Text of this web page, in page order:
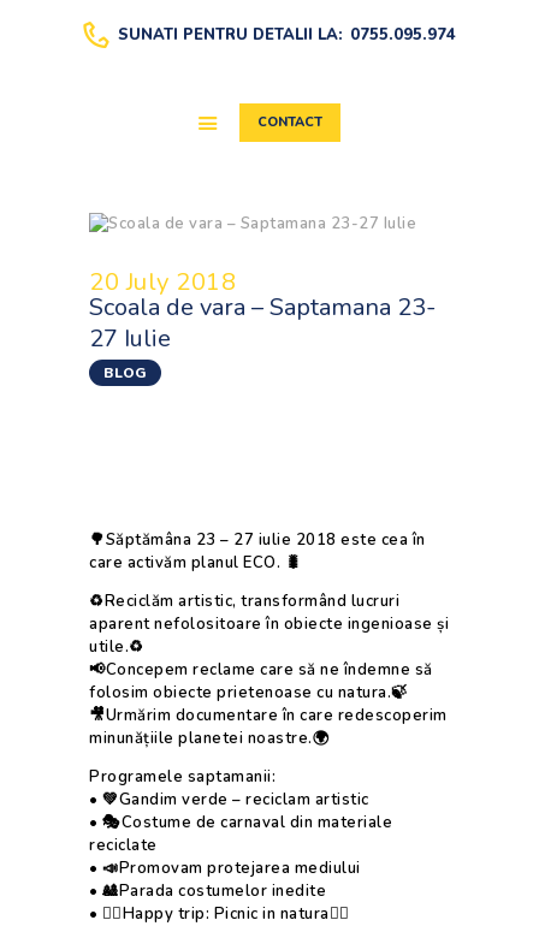
SUNATI PENTRU DETALII LA: 0755.095.974
CONTACT
IV
ȘCOALA DE VARĂ
CURSURI
BLOG
MEDIA
20 July 2018
Scoala de vara – Saptamana 23-
27 Iulie
BLOG
🌳Săptămâna 23 – 27 iulie 2018 este cea în
care activăm planul ECO. 🐛
♻Reciclăm artistic, transformând lucruri
aparent nefolositoare în obiecte ingenioase și
utile.♻
📢Concepem reclame care să ne îndemne să
folosim obiecte prietenoase cu natura.🍃
🎥Urmărim documentare în care redescoperim
minunățiile planetei noastre.🌍
Programele saptamanii:
• 💚Gandim verde – reciclam artistic
• 🎭Costume de carnaval din materiale
reciclate
• 📣Promovam protejarea mediului
• 🎎Parada costumelor inedite
• 🤸‍♂Happy trip: Picnic in natura🤸‍♀